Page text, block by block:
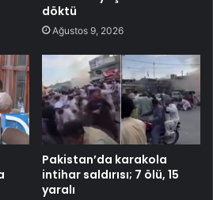
döktü
Ağustos 9, 2026
Pakistan’da karakola
intihar saldırısı; 7 ölü, 15
yaralı